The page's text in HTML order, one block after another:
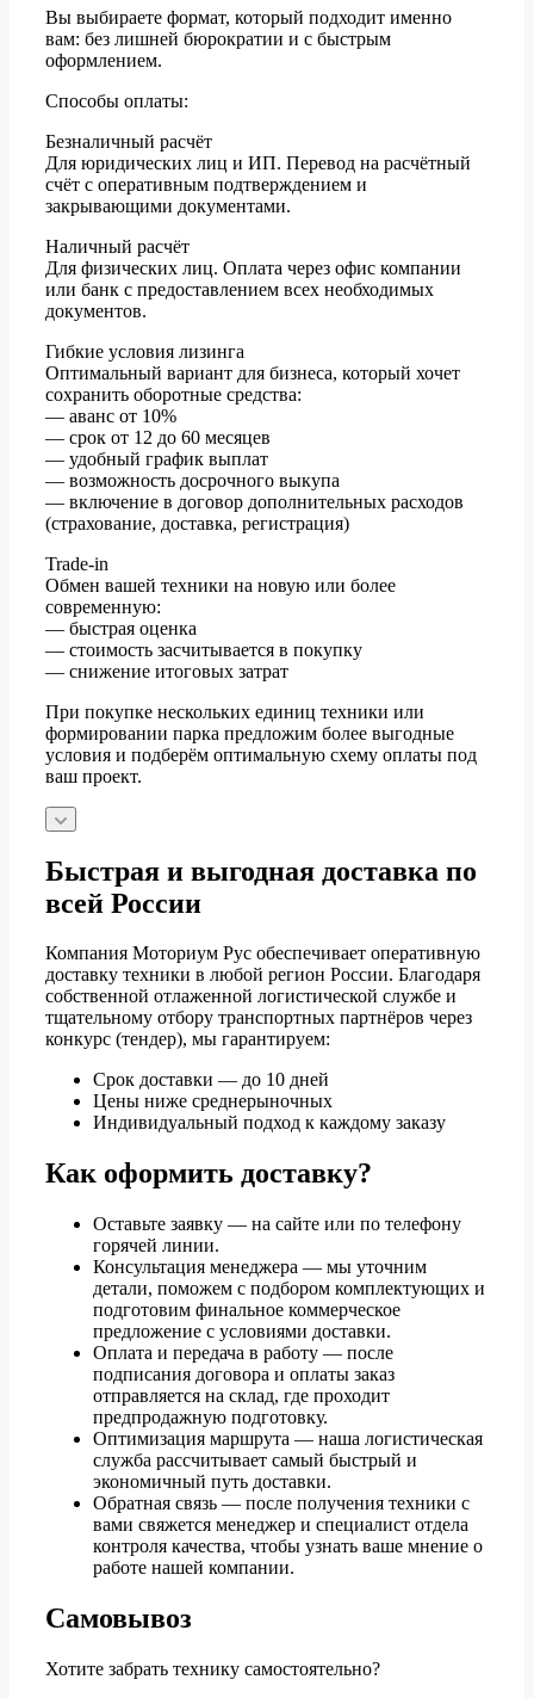
Вы выбираете формат, который подходит именно
вам: без лишней бюрократии и с быстрым
оформлением.
Способы оплаты:
Безналичный расчёт
Для юридических лиц и ИП. Перевод на расчётный
счёт с оперативным подтверждением и
закрывающими документами.
Наличный расчёт
Для физических лиц. Оплата через офис компании
или банк с предоставлением всех необходимых
документов.
Гибкие условия лизинга
Оптимальный вариант для бизнеса, который хочет
сохранить оборотные средства:
— аванс от 10%
— срок от 12 до 60 месяцев
— удобный график выплат
— возможность досрочного выкупа
— включение в договор дополнительных расходов
(страхование, доставка, регистрация)
Trade-in
Обмен вашей техники на новую или более
современную:
— быстрая оценка
— стоимость засчитывается в покупку
— снижение итоговых затрат
При покупке нескольких единиц техники или
формировании парка предложим более выгодные
условия и подберём оптимальную схему оплаты под
ваш проект.
Быстрая и выгодная доставка по
всей России
Компания Моториум Рус обеспечивает оперативную
доставку техники в любой регион России. Благодаря
собственной отлаженной логистической службе и
тщательному отбору транспортных партнёров через
конкурс (тендер), мы гарантируем:
Срок доставки — до 10 дней
Цены ниже среднерыночных
Индивидуальный подход к каждому заказу
Как оформить доставку?
Оставьте заявку — на сайте или по телефону
горячей линии.
Консультация менеджера — мы уточним
детали, поможем с подбором комплектующих и
подготовим финальное коммерческое
предложение с условиями доставки.
Оплата и передача в работу — после
подписания договора и оплаты заказ
отправляется на склад, где проходит
предпродажную подготовку.
Оптимизация маршрута — наша логистическая
служба рассчитывает самый быстрый и
экономичный путь доставки.
Обратная связь — после получения техники с
вами свяжется менеджер и специалист отдела
контроля качества, чтобы узнать ваше мнение о
работе нашей компании.
Самовывоз
Хотите забрать технику самостоятельно?